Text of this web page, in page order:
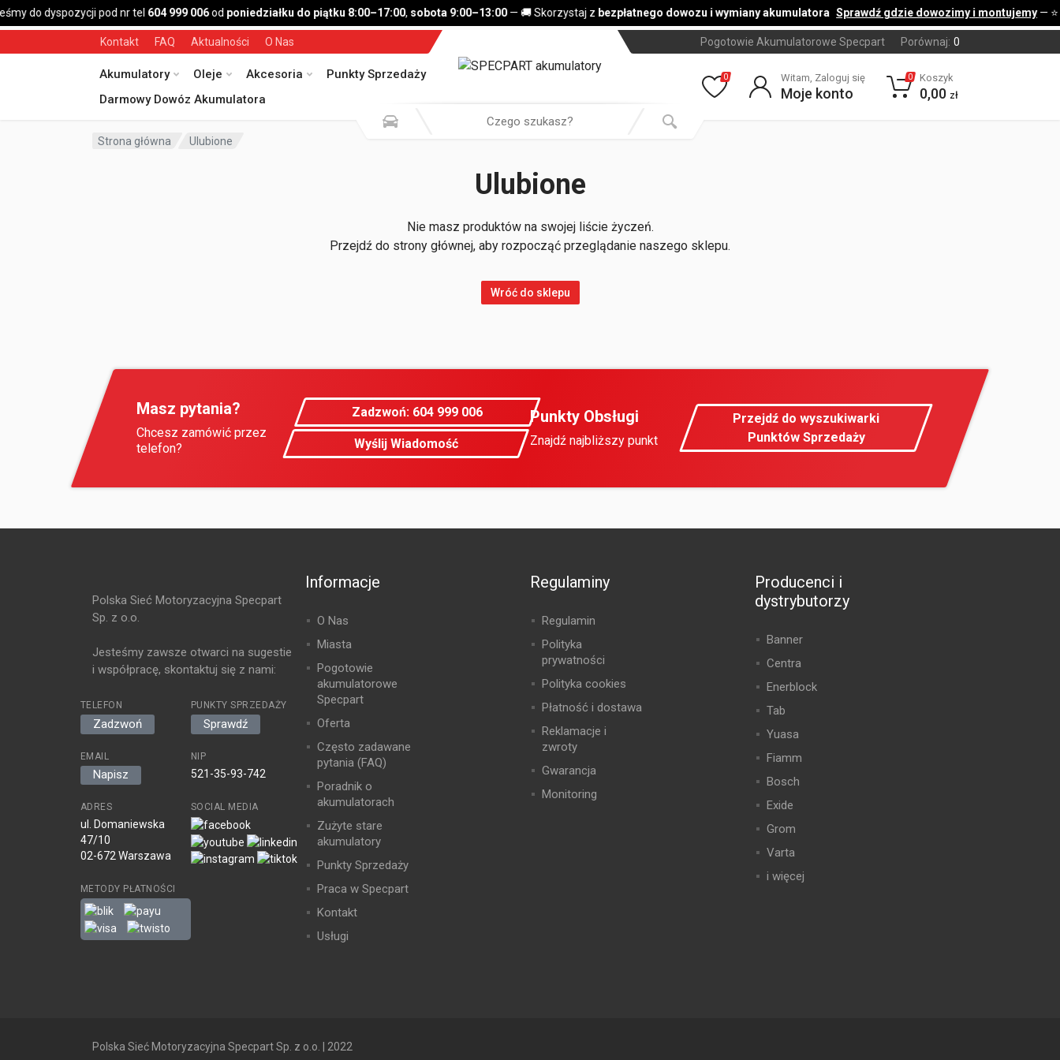
do dyspozycji pod nr tel 604 999 006od poniedziałku do piątku 8:00–17:00,sobota 9:00–13:00— 🚚 Skorzystaj zbezpłatnego dowozu i wymiany akumulatora Sprawdź gdzie dowozimy i montujemy— ⭐
Kontakt FAQ Aktualności O Nas Pogotowie Akumulatorowe Specpart Porównaj: 0
Akumulatory Oleje Akcesoria
Punkty Sprzedaży
Darmowy Dowóz Akumulatora
0 Witam, Zaloguj się
Moje konto
0 Koszyk
0,00 zł
Strona główna Ulubione
Ulubione
Nie masz produktów na swojej liście życzeń.
Przejdź do strony głównej, aby rozpocząć przeglądanie naszego sklepu.
Wróć do sklepu
Masz pytania?
Chcesz zamówić przez
telefon?
Zadzwoń: 604 999 006
Wyślij Wiadomość
Punkty Obsługi
Znajdź najbliższy punkt
Przejdź do wyszukiwarki
Punktów Sprzedaży
Polska Sieć Motoryzacyjna Specpart
Sp. z o.o.
Jesteśmy zawsze otwarci na sugestie
i współpracę, skontaktuj się z nami:
TELEFON
Zadzwoń
PUNKTY SPRZEDAŻY
Sprawdź
EMAIL
Napisz
NIP
521-35-93-742
ADRES
ul. Domaniewska
47/10
02-672 Warszawa
SOCIAL MEDIA
METODY PŁATNOŚCI
Informacje
O Nas
Miasta
Pogotowie
akumulatorowe
Specpart
Oferta
Często zadawane
pytania (FAQ)
Poradnik o
akumulatorach
Zużyte stare
akumulatory
Punkty Sprzedaży
Praca w Specpart
Kontakt
Usługi
Regulaminy
Regulamin
Polityka
prywatności
Polityka cookies
Płatność i dostawa
Reklamacje i
zwroty
Gwarancja
Monitoring
Producenci i
dystrybutorzy
Banner
Centra
Enerblock
Tab
Yuasa
Fiamm
Bosch
Exide
Grom
Varta
i więcej
Polska Sieć Motoryzacyjna Specpart Sp. z o.o. | 2022